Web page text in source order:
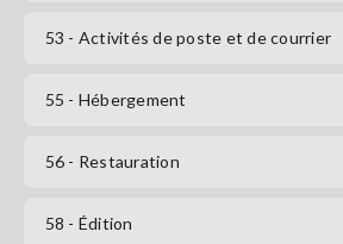
53 - Activités de poste et de courrier
55 - Hébergement
56 - Restauration
58 - Édition